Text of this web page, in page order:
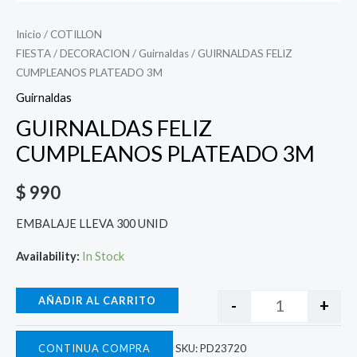
Inicio / COTILLON
FIESTA/DECORACION / Guirnaldas/ GUIRNALDAS FELIZ
CUMPLEANOS PLATEADO 3M
Guirnaldas
GUIRNALDAS FELIZ
CUMPLEANOS PLATEADO 3M
$ 990
EMBALAJE LLEVA 300 UNID
Availability: In Stock
- +
AÑADIR AL CARRITO
CONTINUA COMPRA SKU:PD23720